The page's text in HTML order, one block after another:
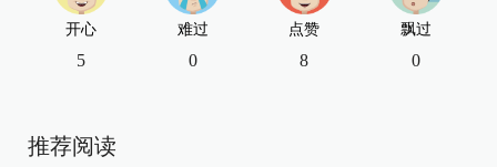
开心
5
难过
0
点赞
8
飘过
0
推荐阅读